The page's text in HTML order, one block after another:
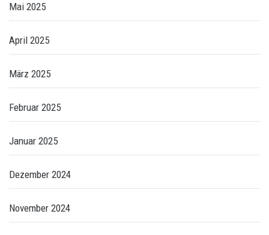
Mai 2025
April 2025
März 2025
Februar 2025
Januar 2025
Dezember 2024
November 2024